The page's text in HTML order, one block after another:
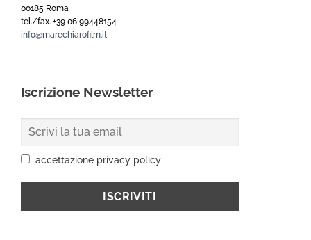
00185 Roma
tel./fax. +39 06 99448154
info@marechiarofilm.it
Iscrizione Newsletter
accettazione privacy policy